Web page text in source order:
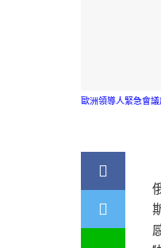
歐洲領導人緊急會